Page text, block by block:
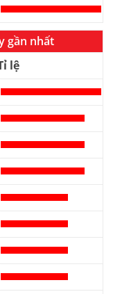
gần nhất
lệ